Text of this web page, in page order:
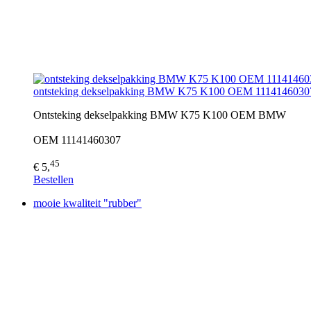
ontsteking dekselpakking BMW K75 K100 OEM
Ontsteking dekselpakking BMW K75 K100 OEM BMW
OEM 11141460307
€ 5,45
Bestellen
mooie kwaliteit "rubber"